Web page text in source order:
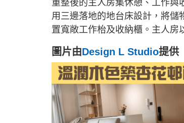
重整後的主人房集休憩、工作與
用三邊落地的地台床設計，將儲
置寬敞工作枱及收納櫃。主人房
圖片由Design L Studio提供